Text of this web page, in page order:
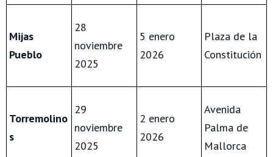
Mijas
Pueblo
28
noviembre
2025
5 enero
2026
Plaza de la
Constitución
Torremolino
s
29
noviembre
2025
2 enero
2026
Avenida
Palma de
Mallorca